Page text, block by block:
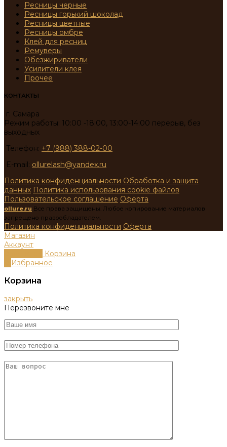
Ресницы черные
Ресницы горький шоколад
Ресницы цветные
Ресницы омбре
Клей для ресниц
Ремуверы
Обезжириватели
Усилители клея
Прочее
КОНТАКТЫ
г. Самара
Режим работы: 10:00 -18:00, 13:00-14:00 перерыв, без
выходных
Телефон: +7 (988) 388-02-00
E-mail: ollurelash@yandex.ru
Политика конфиденциальности Обработка и защита
данных Политика использования cookie файлов
Пользовательское соглашение Оферта
ollure.ru Все права защищены. Любое копирование материалов
запрещено правообладателем.
Политика конфиденциальности Оферта
Магазин
Аккаунт
Корзина
Избранное
Корзина
закрыть
Перезвоните мне